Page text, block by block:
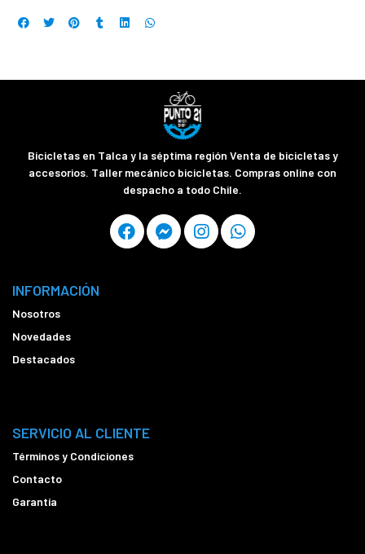
Bicicletas en Talca y la séptima región Venta de bicicletas y
accesorios. Taller mecánico bicicletas. Compras online con
despacho a todo Chile.
INFORMACIÓN
Nosotros
Novedades
Destacados
SERVICIO AL CLIENTE
Términos y Condiciones
Contacto
Garantía